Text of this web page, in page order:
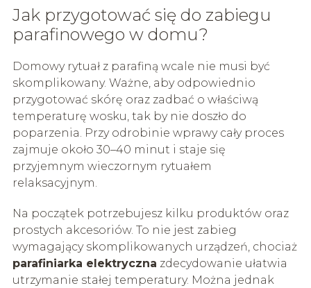
Jak przygotować się do zabiegu
parafinowego w domu?
Domowy rytuał z parafiną wcale nie musi być
skomplikowany. Ważne, aby odpowiednio
przygotować skórę oraz zadbać o właściwą
temperaturę wosku, tak by nie doszło do
poparzenia. Przy odrobinie wprawy cały proces
zajmuje około 30–40 minut i staje się
przyjemnym wieczornym rytuałem
relaksacyjnym.
Na początek potrzebujesz kilku produktów oraz
prostych akcesoriów. To nie jest zabieg
wymagający skomplikowanych urządzeń, chociaż
parafiniarka elektryczna zdecydowanie ułatwia
utrzymanie stałej temperatury. Można jednak